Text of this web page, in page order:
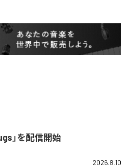
」を配信開始
2026.8.10